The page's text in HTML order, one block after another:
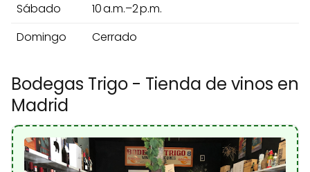
Sábado
10 a.m.–2 p.m.
Domingo
Cerrado
Bodegas Trigo - Tienda de vinos en
Madrid